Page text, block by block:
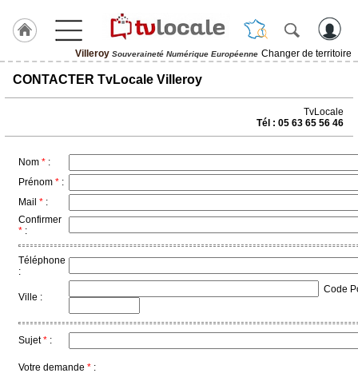
Villeroy Souveraineté Numérique Européenne Changer de territoire
J'adhère
Hulcoq
Villeroy
TvLocale
Accueil
RUBRIQUES
Agenda
Gazette
CONTACTER TvLocale Villeroy
TvLocale
Tél : 05 63 65 56 46
Nom * :
Prénom * :
Mail * :
Confirmer
* :
Téléphone
:
Ville :
Code
Sujet* :
Votre demande * :